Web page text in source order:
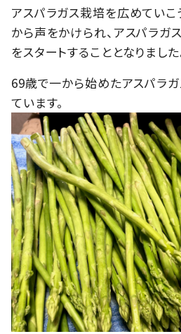
アスパラガス栽培を広めてい
から声をかけられ、アスパラガ
をスタートすることとなりました
69歳で一から始めたアスパラ
ています。